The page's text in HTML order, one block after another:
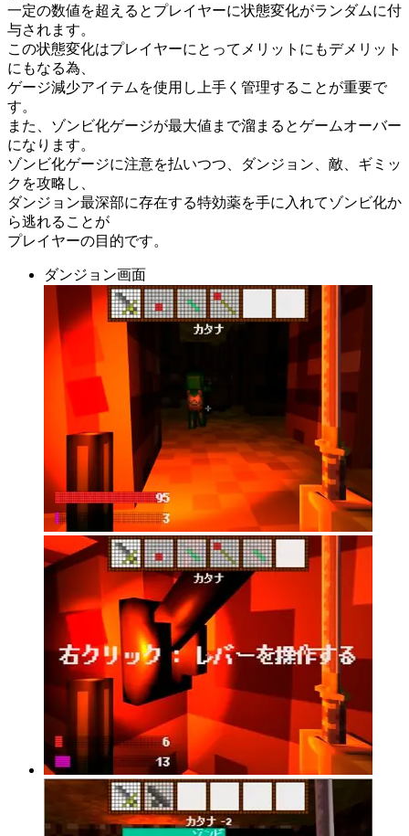
一定の数値を超えるとプレイヤーに状態変化がランダムに付
与されます。
この状態変化はプレイヤーにとってメリットにもデメリット
にもなる為、
ゲージ減少アイテムを使用し上手く管理することが重要で
す。
また、ゾンビ化ゲージが最大値まで溜まるとゲームオーバー
になります。
ゾンビ化ゲージに注意を払いつつ、ダンジョン、敵、ギミッ
クを攻略し、
ダンジョン最深部に存在する特効薬を手に入れてゾンビ化か
ら逃れることが
プレイヤーの目的です。
ダンジョン画面